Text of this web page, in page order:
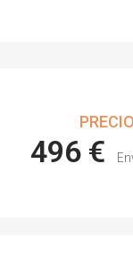
PRECIO
496 €